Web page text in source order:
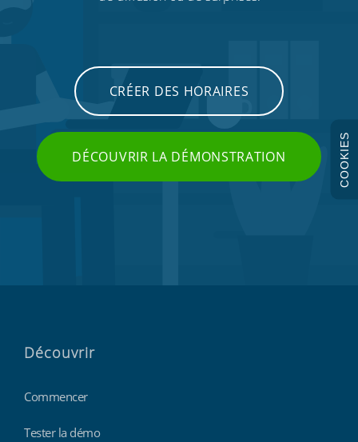
CRÉER DES HORAIRES
DÉCOUVRIR LA DÉMONSTRATION
Découvrir
Commencer
Tester la démo
COOKIES